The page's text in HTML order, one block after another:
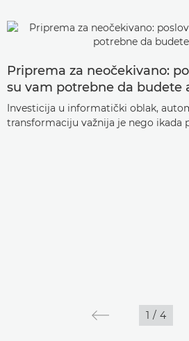
Priprema za neočekivano:
su vam potrebne da budete
Investicija u informatički oblak,
transformaciju važnija je nego ikada
1 / 4